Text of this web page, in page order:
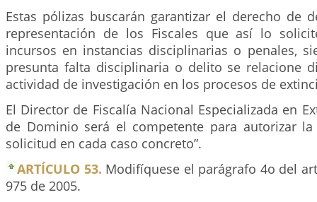
Estas pólizas buscarán garantizar el derecho de
representación de los Fiscales que así lo
incursos en instancias disciplinarias o penales,
presunta falta disciplinaria o delito se relacione
actividad de investigación en los procesos de
El Director de Fiscalía Nacional Especializada en
de Dominio será el competente para autorizar
solicitud en cada caso concreto”.
ARTÍCULO 53. Modifíquese el parágrafo 4o del
975 de 2005.